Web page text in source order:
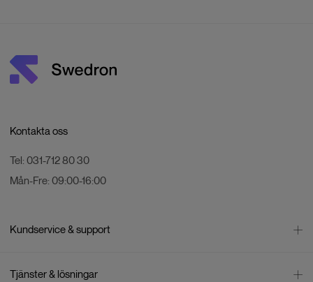
Kontakta oss
Tel: 031-712 80 30
Mån-Fre: 09:00-16:00
Kundservice & support
Leverans
Tjänster & lösningar